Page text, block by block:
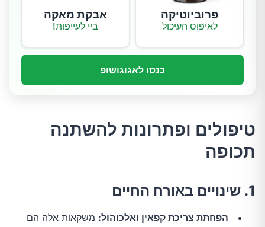
פרוביוטיקה
לאיפוס העיכול
אבקת מאקה
ביי לעייפות!
כנסו לאגוגושופ
טיפולים ופתרונות להשתנה
תכופה
1. שינויים באורח החיים
הפחתת צריכת קפאין ואלכוהול: משקאות אלה הם